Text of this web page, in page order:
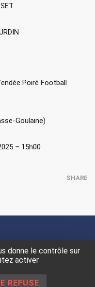
Poiré Football
Goulaine)
– 15h00
SHARE
PERSONNELLES
donne le contrôle sur
activer
REFUSE